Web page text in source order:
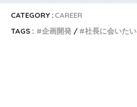
CATEGORY : CAREER
TAGS :
企画開発 社長に会いたい